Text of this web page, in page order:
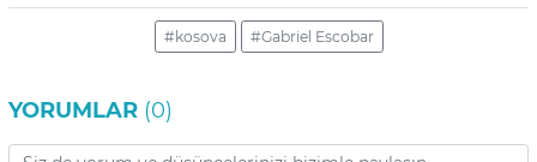
#kosova #Gabriel Escobar
YORUMLAR (0)